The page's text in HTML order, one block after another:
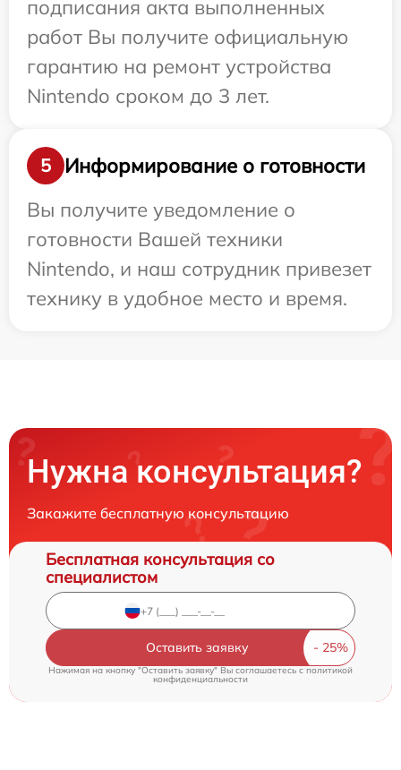
подписания акта выполненных
работ Вы получите официальную
гарантию на ремонт устройства
Nintendo сроком до 3 лет.
5
Информирование о готовности
Вы получите уведомление о
готовности Вашей техники
Nintendo, и наш сотрудник привезет
технику в удобное место и время.
Нужна консультация?
Закажите бесплатную консультацию
Бесплатная консультация со
специалистом
Оставить заявку
Нажимая на кнопку "Оставить заявку" Вы соглашаетесь c политикой
конфиденциальности